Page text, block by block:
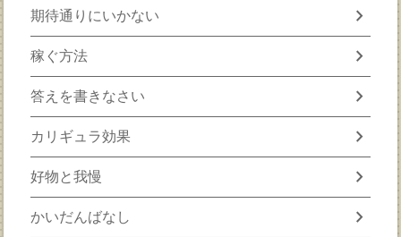
期待通りにいかない chevron_right
稼ぐ方法 chevron_right
答えを書きなさい chevron_right
カリギュラ効果 chevron_right
好物と我慢 chevron_right
かいだんばなし chevron_right